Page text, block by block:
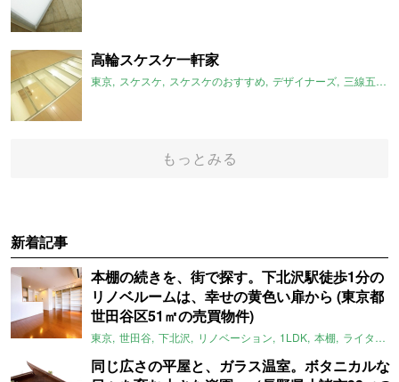
高輪スケスケ一軒家
東京 スケスケ スケスケのおすすめ デザイナーズ 三線五駅
もっとみる
新着記事
本棚の続きを、街で探す。下北沢駅徒歩1分の
リノベルームは、幸せの黄色い扉から (東京都
世田谷区51㎡の売買物件)
東京 世田谷 下北沢 リノベーション 1LDK 本棚 ライター：ほしりょうこ
同じ広さの平屋と、ガラス温室。ボタニカルな